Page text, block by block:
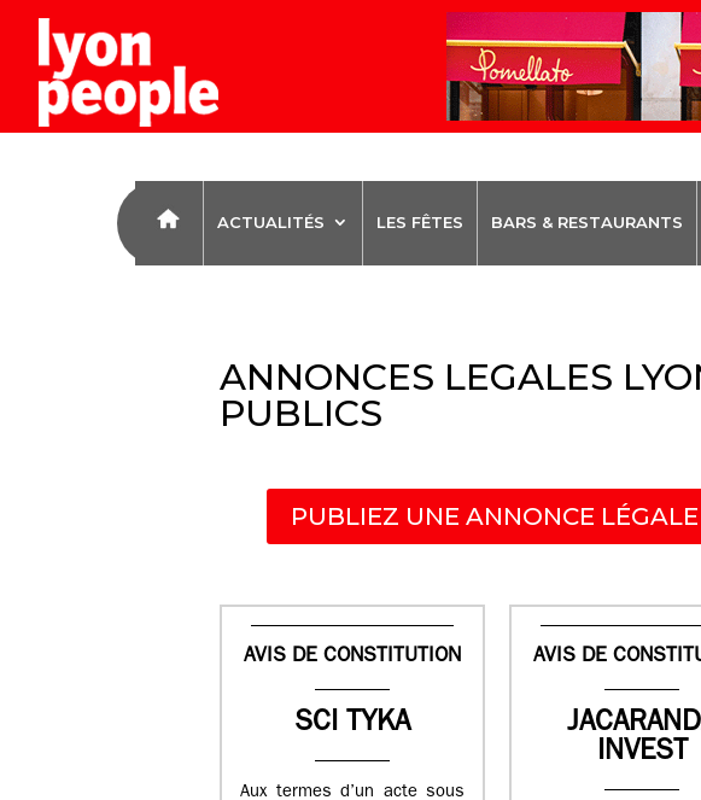
ACTUALITÉS LES FÊTES BARS & RESTAURANTS
ANNONCES LEGALES
PUBLICS
PUBLIEZ UNE ANNONCE
AVIS DE CONSTITUTION
SCI TYKA
Aux termes d’un acte sous
AVIS DE
INVEST